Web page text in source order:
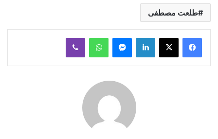
طلعت مصطفى
لينكدإن ماسنجر واتساب ڤايبر